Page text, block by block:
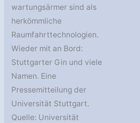
wartungsärmer sind als
herkömmliche
Raumfahrttechnologien.
Wieder mit an Bord:
Stuttgarter Gin und viele
Namen. Eine
Pressemitteilung der
Universität Stuttgart.
Quelle: Universität